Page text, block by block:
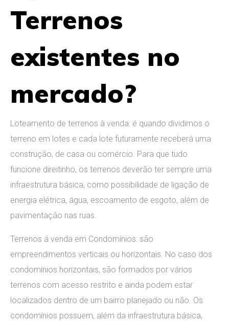
Terrenos
existentes no
mercado?
Loteamento de terrenos à venda: é quando dividimos o
terreno em lotes e cada lote futuramente receberá uma
construção, de casa ou comércio. Para que tudo
funcione direitinho, os terrenos deverão ter sempre uma
infraestrutura básica, como possibilidade de ligação de
energia elétrica, água, escoamento de esgoto, além de
pavimentação nas ruas.
Terrenos á venda em Condomínios: são
empreendimentos verticais ou horizontais. No caso dos
condomínios horizontais, são formados por vários
terrenos com acesso restrito e ainda podem estar
localizados dentro de um bairro planejado ou não. Os
condomínios possuem, além da infraestrutura básica,